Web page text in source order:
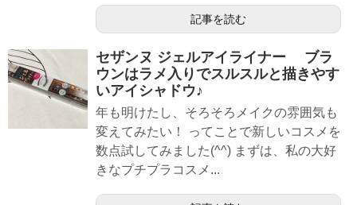
記事を読む
セザンヌ ジェルアイライナー ブラ
ウンはラメ入りでスルスルと描きやす
いアイシャドウ♪
年も明けたし、そろそろメイクの雰囲気も
変えてみたい！ ってことで新しいコスメを
数点試してみました(^^) まずは、私の大好
きなプチプラコスメ...